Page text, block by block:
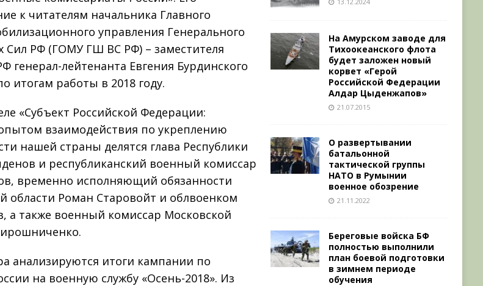
к читателям начальника Главного
управления Генерального
Сил РФ (ГОМУ ГШ ВС РФ) – заместителя
генерал-лейтенанта Евгения Бурдинского
итогам работы в 2018 году.
«Субъект Российской Федерации:
взаимодействия по укреплению
нашей страны делятся глава Республики
и республиканский военный комиссар
временно исполняющий обязанности
области Роман Старовойт и облвоенком
а также военный комиссар Московской
анализируются итоги кампании по
на военную службу «Осень-2018». Из
На Амурском заводе для
Тихоокеанского флота
будет заложен новый
корвет «Герой
Российской Федерации
Алдар Цыденжапов»
21.07.2015
О развертывании
батальонной
тактической группы
НАТО в Румынии
военное обозрение
21.11.2022
Береговые войска БФ
полностью выполнили
план боевой подготовки
в зимнем периоде
обучения